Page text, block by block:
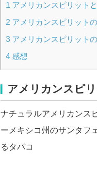
1 アメリカンスピリット
2 アメリカンスピリット
3 アメリカンスピリット
4 感想
アメリカンスピ
ナチュラルアメリカンス
ーメキシコ州のサンタフ
るタバコ